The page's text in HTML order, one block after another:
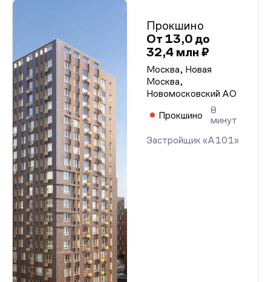
Прокшино
От 13,0 до
32,4 млн ₽
Москва, Новая
Москва,
Новомосковский АО
Прокшино
8
минут
Застройщик «А101»